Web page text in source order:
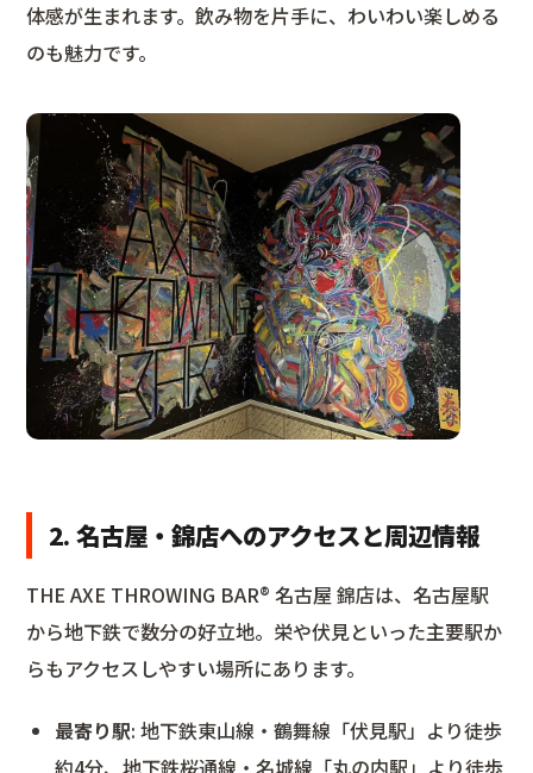
体感が生まれます。飲み物を片手に、わいわい楽しめる
のも魅力です。
2. 名古屋・錦店へのアクセスと周辺情報
THE AXE THROWING BAR®︎ 名古屋 錦店は、名古屋駅
から地下鉄で数分の好立地。栄や伏見といった主要駅か
らもアクセスしやすい場所にあります。
最寄り駅: 地下鉄東山線・鶴舞線「伏見駅」より徒歩
約4分、地下鉄桜通線・名城線「丸の内駅」より徒歩